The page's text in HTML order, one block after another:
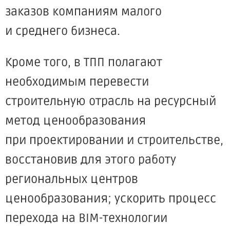
заказов компаниям малого
и среднего бизнеса.
Кроме того, в ТПП полагают
необходимым перевести
строительную отрасль на ресурсный
метод ценообразования
при проектировании и строительстве,
восстановив для этого работу
региональных центров
ценообразования; ускорить процесс
перехода на BIM-технологии